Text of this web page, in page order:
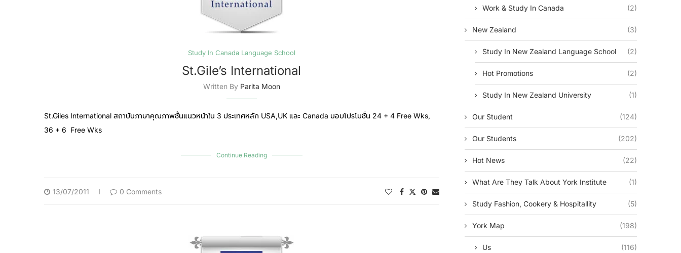
Study In Canada Language School
St.Gile’s International
Written By Parita Moon
St.Giles International สถาบันภาษาคุณภาพชั้นแนวหน้าใน 3 ประเทศหลัก USA,UK และ Canada มอบโปรโมชั่น 24 + 4 Free Wks,
36 + 6 Free Wks
Continue Reading
13/07/2011 0 Comments
Work & Study In Canada (2)
New Zealand (3)
Study In New Zealand Language School (2)
Hot Promotions (2)
Study In New Zealand University (1)
Our Student (124)
Our Students (202)
Hot News (22)
What Are They Talk About York Institute (1)
Study Fashion, Cookery & Hospitallity (5)
York Map (198)
Us (116)